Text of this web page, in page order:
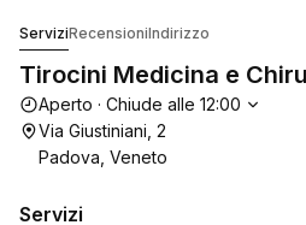
ServiziRecensioniIndirizzo
Tirocini Medicina e
Orari di apertura
Aperto · Chiude alle 12:00
Via Giustiniani, 2
Padova, Veneto
Servizi